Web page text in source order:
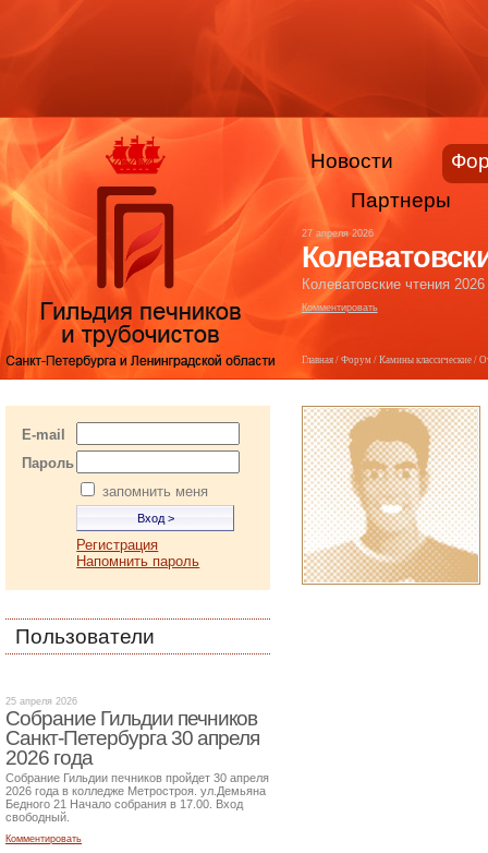
Главная/ Форум/ Камины классические/
E-mail
Пароль
запомнить меня
Регистрация
Напомнить пароль
Пользователи
25 апреля 2026
Собрание Гильдии печников
Санкт-Петербурга 30 апреля
2026 года
Собрание Гильдии печников пройдет 30 апреля
2026 года в колледже Метростроя. ул.Демьяна
Бедного 21 Начало собрания в 17.00. Вход
свободный.
Комментировать
Новости
Партнеры
27 апреля 2026
Колеватовские чтения
Комментировать